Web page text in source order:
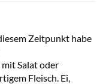
Zeitpunkt habe
Salat oder
Fleisch. Ei,